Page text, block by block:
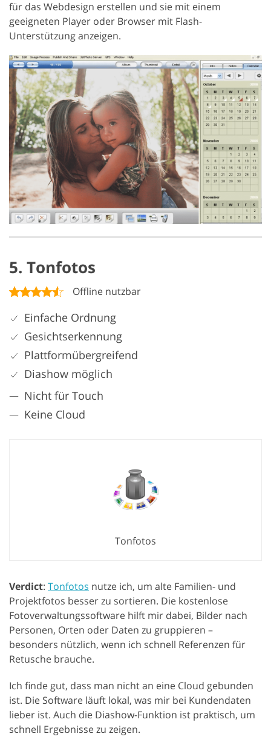
für das Webdesign erstellen und sie mit einem
geeigneten Player oder Browser mit Flash-
Unterstützung anzeigen.
5. Tonfotos
Offline nutzbar
Einfache Ordnung
Gesichtserkennung
Plattformübergreifend
Diashow möglich
Nicht für Touch
Keine Cloud
Tonfotos
Verdict: Tonfotos nutze ich, um alte Familien- und
Projektfotos besser zu sortieren. Die kostenlose
Fotoverwaltungssoftware hilft mir dabei, Bilder nach
Personen, Orten oder Daten zu gruppieren –
besonders nützlich, wenn ich schnell Referenzen für
Retusche brauche.
Ich finde gut, dass man nicht an eine Cloud gebunden
ist. Die Software läuft lokal, was mir bei Kundendaten
lieber ist. Auch die Diashow-Funktion ist praktisch, um
schnell Ergebnisse zu zeigen.